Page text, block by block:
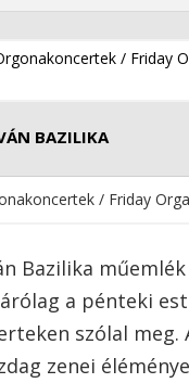
BAZILIKA
Bazilika
a pénteki
szólal meg.
zenei